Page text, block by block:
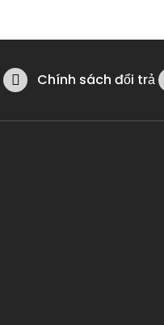
Chính sách đổi trả